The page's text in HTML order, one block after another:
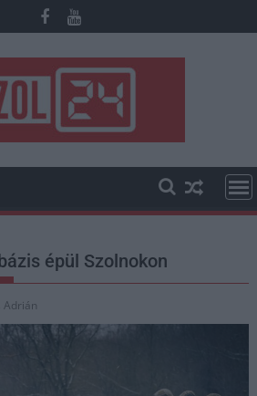
épül Szolnokon
Adrián